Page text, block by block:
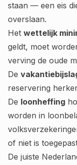
staan — een eis
overslaan.
Het wettelijk
geldt, moet
verving de oude
De
reservering
De loonheffing
worden in
of niet is
De juiste